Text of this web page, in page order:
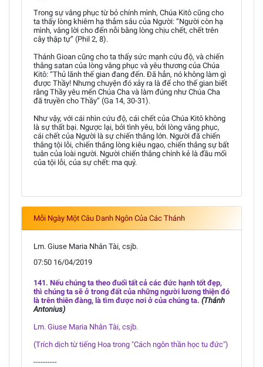
Trong sự vâng phục từ bỏ chính mình, Chúa Kitô cũng cho
ta thấy lòng khiêm hạ thẳm sâu của Người: “Người còn hạ
mình, vâng lời cho đến nỗi bằng lòng chịu chết, chết trên
cây thập tự” (Phil 2, 8).
Thánh Gioan cũng cho ta thấy sức mạnh cứu độ, và chiến
thắng satan của lòng vâng phục và yêu thương của Chúa
Kitô: “Thủ lãnh thế gian đang đến. Đã hẳn, nó không làm gì
được Thầy! Nhưng chuyện đó xảy ra là để cho thế gian biết
rằng Thầy yêu mến Chúa Cha và làm đúng như Chúa Cha
đã truyền cho Thầy” (Ga 14, 30-31).
Như vậy, với cái nhìn cứu độ, cái chết của Chúa Kitô không
là sự thất bại. Ngược lại, bởi tình yêu, bởi lòng vâng phục,
cái chết của Người là sự chiến thắng lớn. Người đã chiến
thắng tội lỗi, chiến thắng lòng kiêu ngạo, chiến thắng sự bất
tuân của loài người. Người chiến thắng chính kẻ là đầu mối
của tội lỗi, của sự chết: ma quỷ.
Mỗi Ngày Một Câu Danh Ngôn Của Các Thánh
Lm. Giuse Maria Nhân Tài, csjb.
07:50 16/04/2019
141. Nếu chúng ta theo đuổi tất cả các đức hạnh tốt đẹp,
thì chúng ta sẽ ở trong đất của những người lương thiện đó
là trên thiên đàng, là tìm được nơi ở của chúng ta. (Thánh
Antonius)
Lm. Giuse Maria Nhân Tài, csjb.
(Trích dịch từ tiếng Hoa trong "Cách ngôn thần học tu đức")
----------